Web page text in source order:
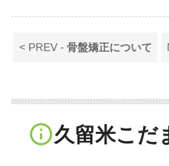
< PREV - 骨盤矯正について
info_outline久留米こだ